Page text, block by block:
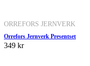
ORREFORS JERNVERK
Orrefors Jernverk Presentset
349 kr